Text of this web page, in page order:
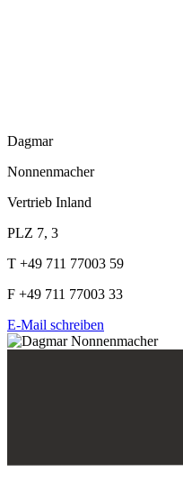
Dagmar
Nonnenmacher
Vertrieb Inland
PLZ 7, 3
T +49 711 77003 59
F +49 711 77003 33
E-Mail schreiben